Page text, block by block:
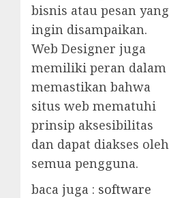
bisnis atau pesan yang
ingin disampaikan.
Web Designer juga
memiliki peran dalam
memastikan bahwa
situs web mematuhi
prinsip aksesibilitas
dan dapat diakses oleh
semua pengguna.
baca juga : software